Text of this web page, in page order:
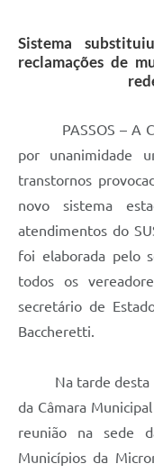
Sistema
reclamações de
PASSOS – A
por unanimidade
transtornos
novo sistema
atendimentos do
foi elaborada pelo
todos os
secretário de
Baccheretti.
Na tarde desta
da Câmara
reunião na sede
Municípios da